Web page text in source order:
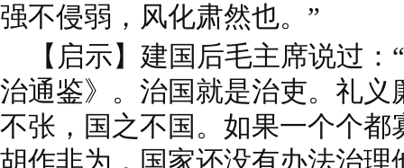
强不侵弱，风化肃然也。”
【启示】建国后毛主席说过：
治通鉴》。治国就是治吏。礼义
不张，国之不国。如果一个个都
胡作非为，国家还没有办法治理